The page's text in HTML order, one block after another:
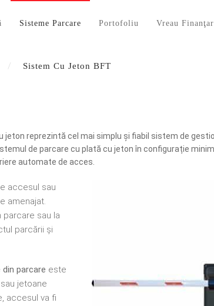
Sisteme Parcare Portofoliu Vreau
Sistem Cu Jeton BFT
jeton reprezintă cel mai simplu și fiabil sistem de
de parcare cu plată cu jeton în configurație
automate de acces.
accesul sau
amenajat.
parcare sau la
parcării și
parcare este
jetoane
accesul va fi